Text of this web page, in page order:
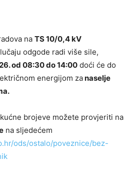
na TS 10/0,4 kV
odgode radi više sile,
od 08:30 do 14:00 doći će do
energijom zanaselje
brojeve možete provjeriti na
na sljedećem
ods/ostalo/poveznice/bez-